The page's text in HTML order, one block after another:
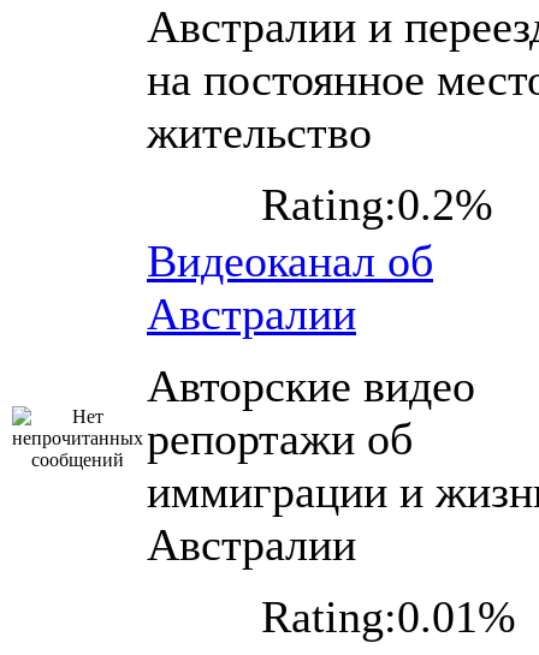
Австралии и
на постоянное
жительство
Rating:0.2%
Видеоканал об
Австралии
Авторские видео
репортажи об
иммиграции и
Австралии
Rating:0.01%